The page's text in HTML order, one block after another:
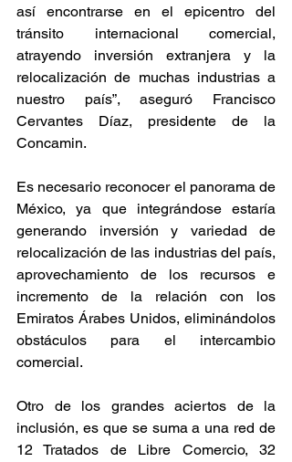
así encontrarse en el epicentro del
tránsito internacional comercial,
atrayendo inversión extranjera y la
relocalización de muchas industrias a
nuestro país”, aseguró Francisco
Cervantes Díaz, presidente de la
Concamin.
Es necesario reconocer el panorama de
México, ya que integrándose estaría
generando inversión y variedad de
relocalización de las industrias del país,
aprovechamiento de los recursos e
incremento de la relación con los
Emiratos Árabes Unidos, eliminándolos
obstáculos para el intercambio
comercial.
Otro de los grandes aciertos de la
inclusión, es que se suma a una red de
12 Tratados de Libre Comercio, 32